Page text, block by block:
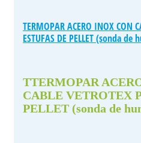
TERMOPAR ACERO INOX CON
ESTUFAS DE PELLET (sonda de
TTERMOPAR
CABLE VETROTEX
PELLET (sonda de